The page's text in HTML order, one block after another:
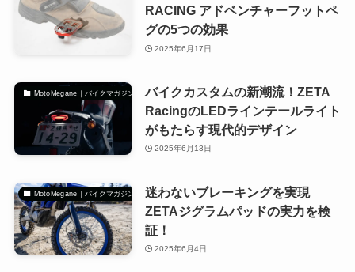
RACING アドベンチャーフットペ
グの5つの効果
2025年6月17日
MotoMegane｜バイクマガジン
バイクカスタムの新潮流！ZETA
RacingのLEDラインテールライト
がもたらす現代的デザイン
2025年6月13日
MotoMegane｜バイクマガジン
迷わないブレーキングを実現
ZETAジグラムパッドの実力を検
証！
2025年6月4日